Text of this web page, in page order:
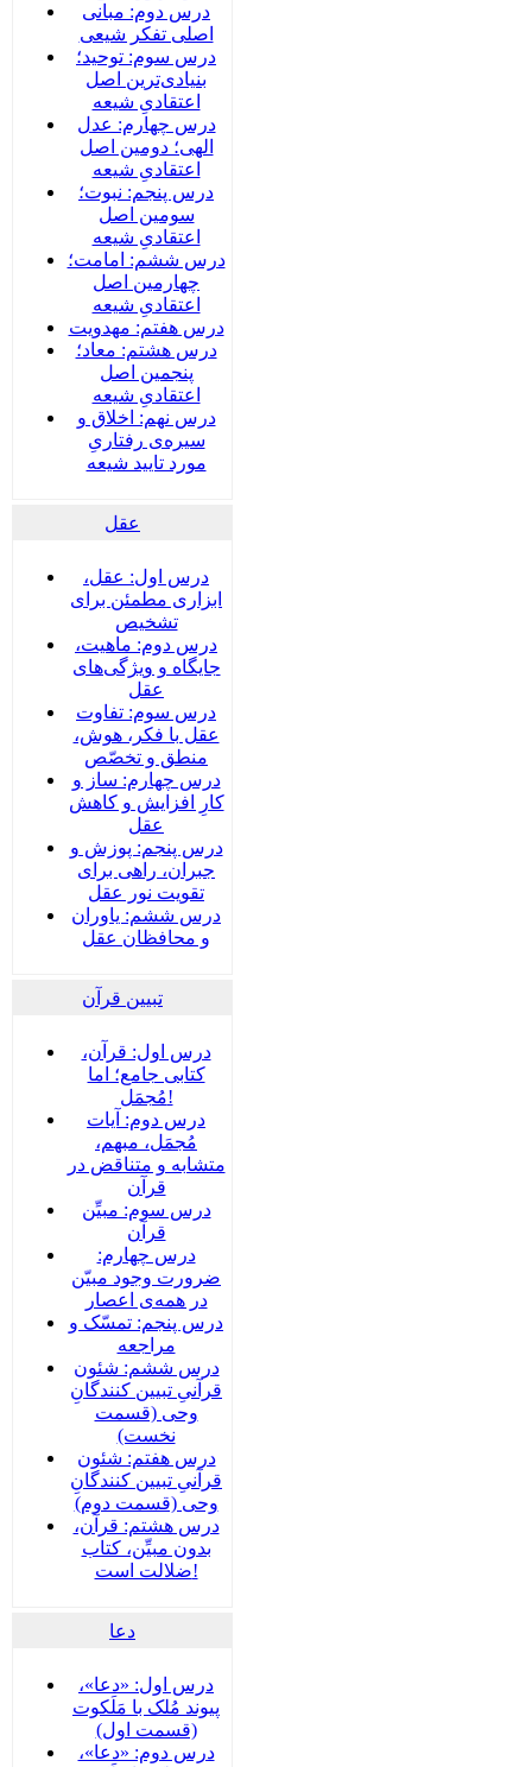
درس دوم: مبانی
اصلی تفکر شیعی
درس سوم: توحید؛
بنیادی‌‌ترین اصل
اعتقادیِ شیعه
درس چهارم: عدل
الهی؛ دومین اصل
اعتقادیِ شیعه
درس پنجم: نبوت؛
سومین اصل
اعتقادیِ شیعه
درس ششم: امامت؛
چهارمین اصل
اعتقادیِ شیعه
درس هفتم: مهدویت
درس هشتم: معاد؛
پنجمین اصل
اعتقادیِ شیعه
درس نهم: اخلاق و
سیره‌ی رفتاریِ
مورد تایید شیعه
عقل
درس اول: عقل،
ابزاری مطمئن برای
تشخیص
درس دوم: ماهیت،
جایگاه و ویژگی‌های
عقل
درس سوم: تفاوت
عقل با فکر، هوش،
منطق و تخصّص
درس چهارم: ساز و
کارِ افزایش و کاهش
عقل
درس پنجم: پوزش و
جبران، راهی برای
تقویت نور عقل
درس ششم: یاوران
و محافظان عقل
تبیین قرآن
درس اول: قرآن،
کتابی جامع؛ اما
مُجمَل!
درس دوم: آیات
مُجمَل، مبهم،
متشابه و متناقض در
قرآن
درس سوم: مبیِّن
قرآن
درس چهارم:
ضرورت وجود مبیّن
در همه‌ی اعصار
درس پنجم: تمسّک و
مراجعه
درس ششم: شئون
قرآنیِ تبیین کنندگانِ
وحی (قسمت
نخست)
درس هفتم: شئون
قرآنیِ تبیین کنندگانِ
وحی (قسمت دوم)
درس هشتم: قرآن،
بدون مبیِّن، کتاب
ضلالت است!
دعا
درس اول: «دعا»،
پیوند مُلک با مَلَکوت
(قسمت اول)
درس دوم: «دعا»،